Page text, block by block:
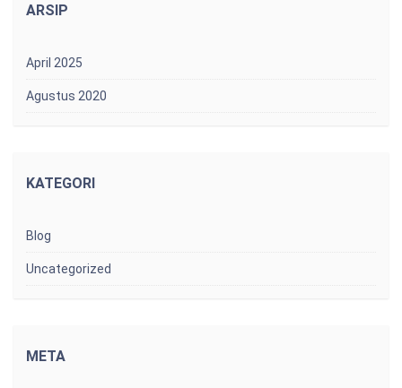
ARSIP
April 2025
Agustus 2020
KATEGORI
Blog
Uncategorized
META